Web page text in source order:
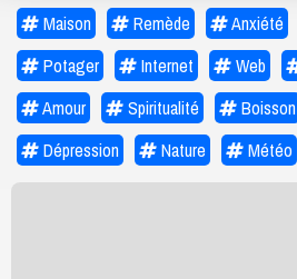
Maison
Remède Anxiété
Potager
Internet Web
Amour
Spiritualité Boisson
Dépression
Nature Météo